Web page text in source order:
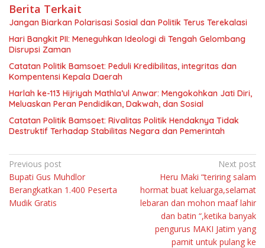
Berita Terkait
Jangan Biarkan Polarisasi Sosial dan Politik Terus Terekalasi
Hari Bangkit PII: Meneguhkan Ideologi di Tengah Gelombang
Disrupsi Zaman
Catatan Politik Bamsoet: Peduli Kredibilitas, integritas dan
Kompentensi Kepala Daerah
Harlah ke-113 Hijriyah Mathla’ul Anwar: Mengokohkan Jati Diri,
Meluaskan Peran Pendidikan, Dakwah, dan Sosial
Catatan Politik Bamsoet: Rivalitas Politik Hendaknya Tidak
Destruktif Terhadap Stabilitas Negara dan Pemerintah
Navigasi
pos
Previous post
Bupati Gus Muhdlor
Berangkatkan 1.400 Peserta
Mudik Gratis
Next post
Heru Maki “teriring salam
hormat buat keluarga,selamat
lebaran dan mohon maaf lahir
dan batin “,ketika banyak
pengurus MAKI Jatim yang
pamit untuk pulang ke